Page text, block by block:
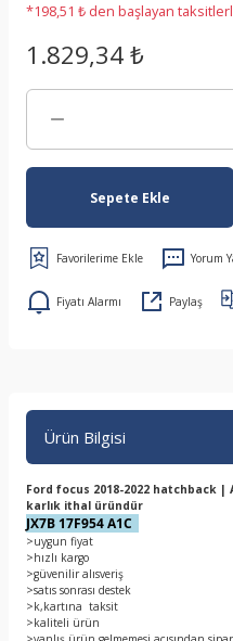
*198,51 ₺ den başlayan
1.829,34 ₺
Sepete Ekle
Yorum
Fiyatı Alarmı Paylaş
Ürün Bilgisi
Ford focus 2018-2022
karlık ithal üründür
JX7B 17F954 A1C
>uygun fiyat
>hızlı kargo
>güvenilir alısveriş
>satıs sonrası destek
>k,kartına taksit
>kaliteli ürün